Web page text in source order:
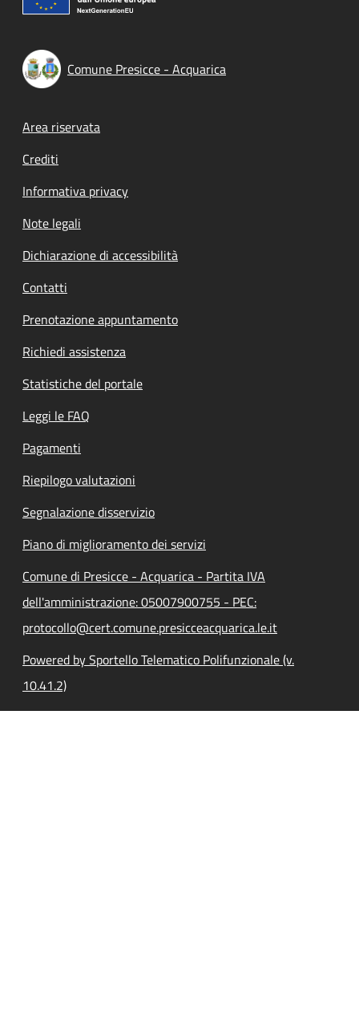
Comune Presicce - Acquarica
Footer menu
Area riservata
Crediti
Informativa privacy
Note legali
Dichiarazione di accessibilità
Contatti
Prenotazione appuntamento
Richiedi assistenza
Statistiche del portale
Leggi le FAQ
Pagamenti
Riepilogo valutazioni
Segnalazione disservizio
Piano di miglioramento dei servizi
Comune di Presicce - Acquarica - Partita IVA
dell'amministrazione: 05007900755 - PEC:
protocollo@cert.comune.presicceacquarica.le.it
Powered by Sportello Telematico Polifunzionale (v.
10.41.2)